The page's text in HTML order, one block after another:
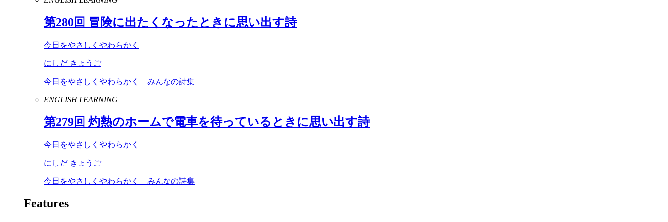
第280回 冒険に出たくなったときに思い出す詩
今日をやさしくやわらかく
にしだ きょうご
今日をやさしくやわらかく みんなの詩集
ENGLISH LEARNING
第279回 灼熱のホームで電車を待っているときに思い出す詩
今日をやさしくやわらかく
にしだ きょうご
今日をやさしくやわらかく みんなの詩集
Features